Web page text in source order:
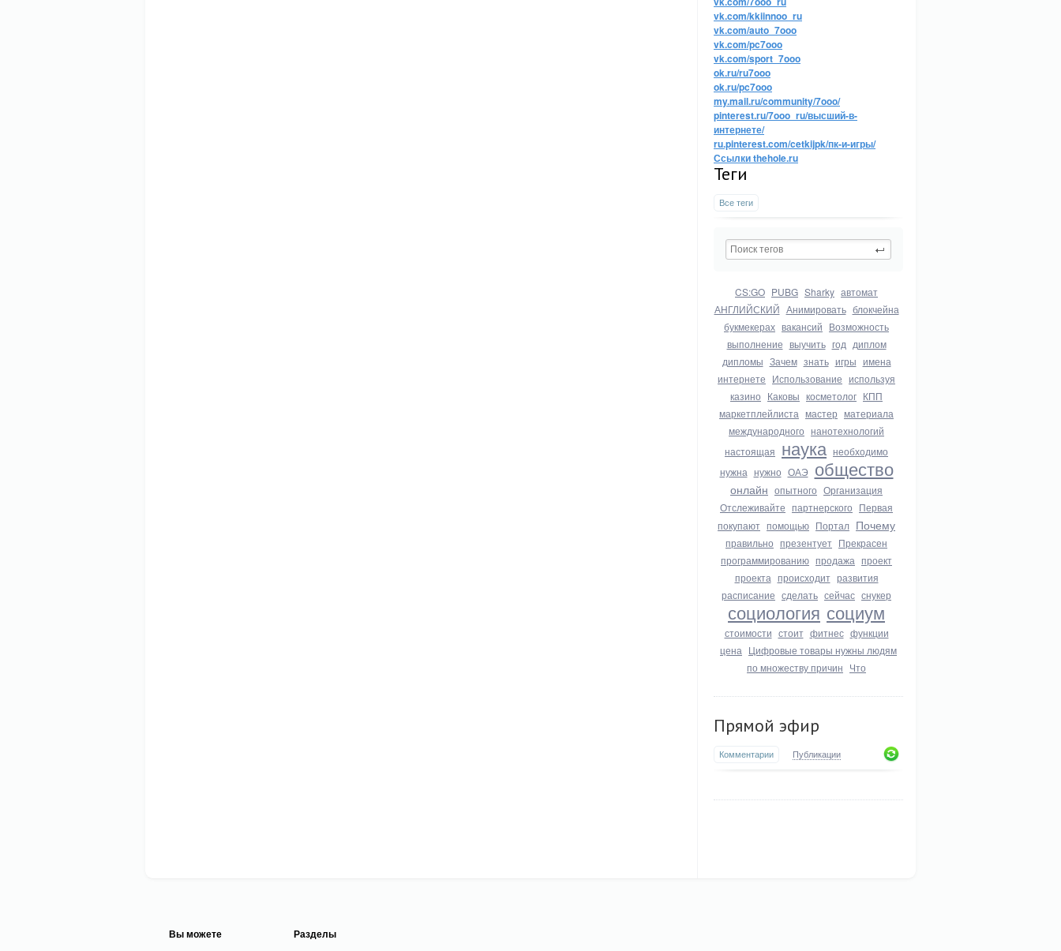
vk.com/kkiinnoo_ru
vk.com/auto_7ooo
vk.com/pc7ooo
vk.com/sport_7ooo
ok.ru/ru7ooo
ok.ru/pc7ooo
my.mail.ru/community/7ooo/
pinterest.ru/7ooo_ru/высший-в-
интернете/
ru.pinterest.com/cetkijpk/пк-и-игры/
Ссылки thehole.ru
Теги
Все теги
CS:GO PUBG Sharky автомат
АНГЛИЙСКИЙ Анимировать блокчейна
букмекерах вакансий Возможность
выполнение выучить год диплом
дипломы Зачем знать игры имена
интернете Использование используя
казино Каковы косметолог КПП
маркетплейлиста мастер материала
международного нанотехнологий
настоящая наука необходимо
нужна нужно ОАЭ общество
онлайн опытного Организация
Отслеживайте партнерского Первая
покупают помощью Портал Почему
правильно презентует Прекрасен
программированию продажа проект
проекта происходит развития
расписание сделать сейчас снукер
социология социум
стоимости стоит фитнес функции
цена Цифровые товары нужны людям
по множеству причин Что
Прямой эфир
Комментарии Публикации
Вы можете Разделы